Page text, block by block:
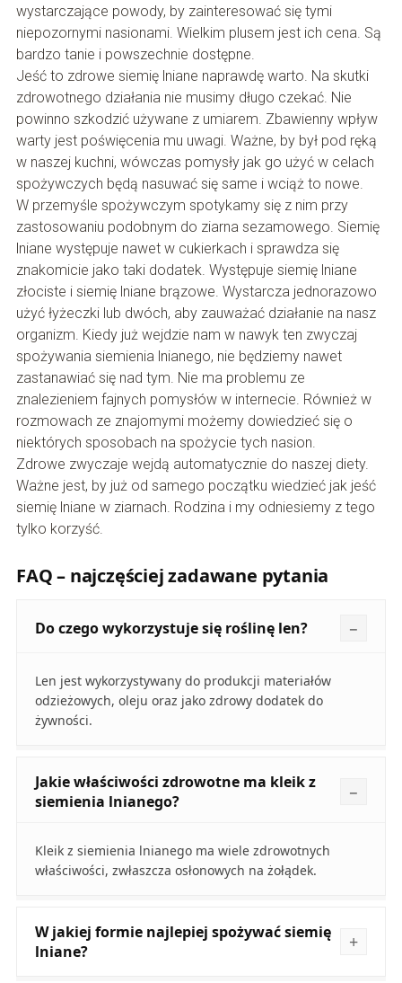
wystarczające powody, by zainteresować się tymi
niepozornymi nasionami. Wielkim plusem jest ich cena. Są
bardzo tanie i powszechnie dostępne.
Jeść to zdrowe siemię lniane naprawdę warto. Na skutki
zdrowotnego działania nie musimy długo czekać. Nie
powinno szkodzić używane z umiarem. Zbawienny wpływ
warty jest poświęcenia mu uwagi. Ważne, by był pod ręką
w naszej kuchni, wówczas pomysły jak go użyć w celach
spożywczych będą nasuwać się same i wciąż to nowe.
W przemyśle spożywczym spotykamy się z nim przy
zastosowaniu podobnym do ziarna sezamowego. Siemię
lniane występuje nawet w cukierkach i sprawdza się
znakomicie jako taki dodatek. Występuje siemię lniane
złociste i siemię lniane brązowe. Wystarcza jednorazowo
użyć łyżeczki lub dwóch, aby zauważać działanie na nasz
organizm. Kiedy już wejdzie nam w nawyk ten zwyczaj
spożywania siemienia lnianego, nie będziemy nawet
zastanawiać się nad tym. Nie ma problemu ze
znalezieniem fajnych pomysłów w internecie. Również w
rozmowach ze znajomymi możemy dowiedzieć się o
niektórych sposobach na spożycie tych nasion.
Zdrowe zwyczaje wejdą automatycznie do naszej diety.
Ważne jest, by już od samego początku wiedzieć jak jeść
siemię lniane w ziarnach. Rodzina i my odniesiemy z tego
tylko korzyść.
FAQ – najczęściej zadawane pytania
Do czego wykorzystuje się roślinę len?
Len jest wykorzystywany do produkcji materiałów
odzieżowych, oleju oraz jako zdrowy dodatek do
żywności.
Jakie właściwości zdrowotne ma kleik z
siemienia lnianego?
Kleik z siemienia lnianego ma wiele zdrowotnych
właściwości, zwłaszcza osłonowych na żołądek.
W jakiej formie najlepiej spożywać siemię
lniane?